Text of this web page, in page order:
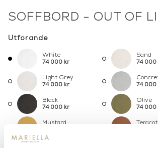
SOFFBORD - OUT OF
Utförande
White
74 000 kr
Sand
74 000
Light Grey
74 000 kr 74 000
Black
74 000 kr
Olive
74 000
Mustard